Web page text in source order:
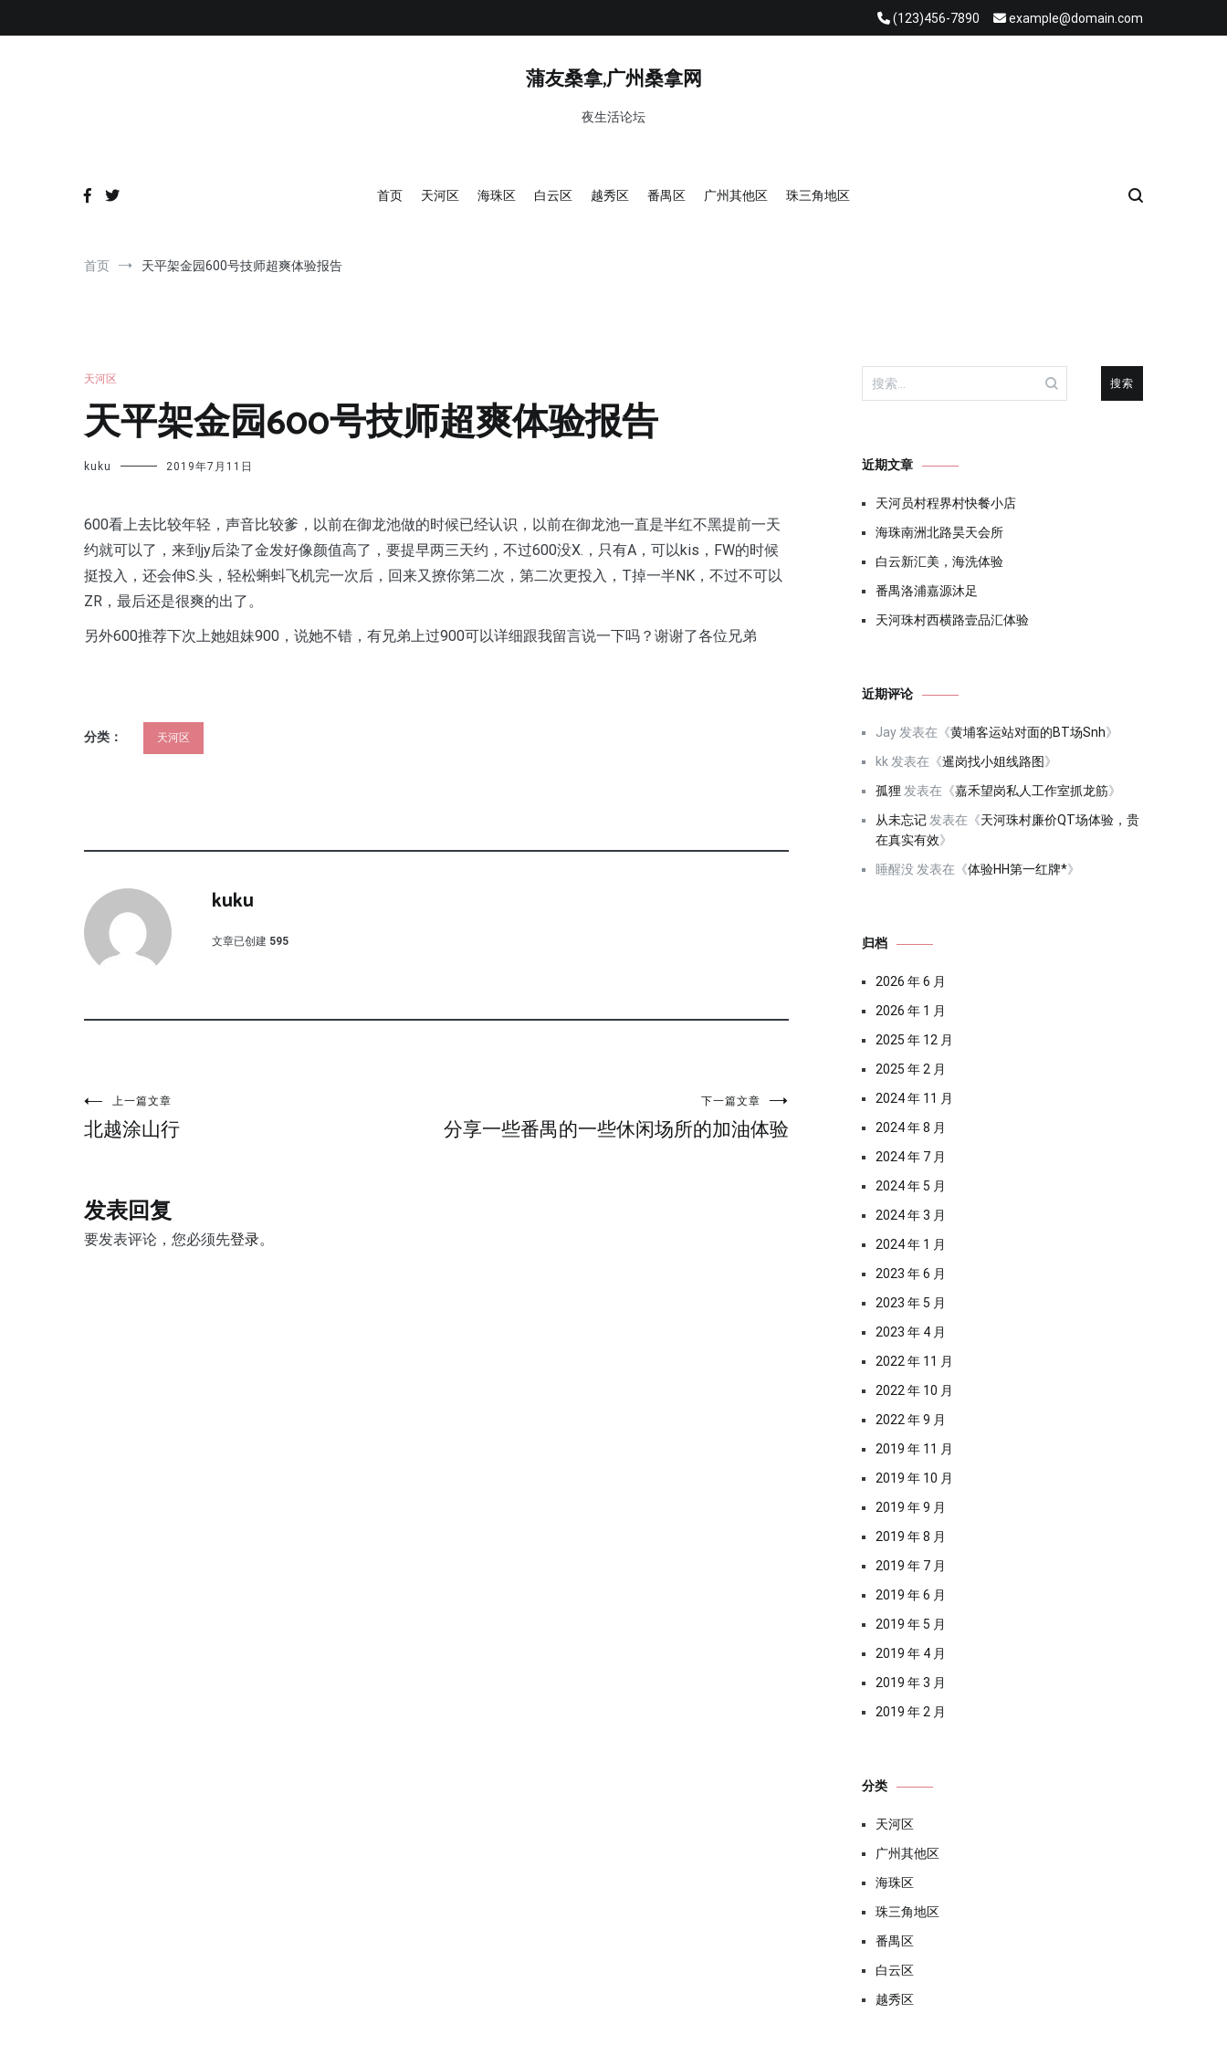
(123)456-7890 example@domain.com
蒲友桑拿,广州桑拿网
夜生活论坛
首页 天河区 海珠区 白云区 越秀区 番禺区 广州其他区 珠三角地区
首页 天平架金园600号技师超爽体验报告
天河区
天平架金园600号技师超爽体验报告
kuku 2019年7月11日
600看上去比较年轻，声音比较爹，以前在御龙池做的时候已经认识，以前在御龙池一直是半红不黑提前一天
约就可以了，来到jy后染了金发好像颜值高了，要提早两三天约，不过600没X.，只有A，可以kis，FW的时候
挺投入，还会伸S.头，轻松蝌蚪飞机完一次后，回来又撩你第二次，第二次更投入，T掉一半NK，不过不可以
ZR，最后还是很爽的出了。
另外600推荐下次上她姐妹900，说她不错，有兄弟上过900可以详细跟我留言说一下吗？谢谢了各位兄弟
分类： 天河区
kuku
文章已创建 595
文
导
航
上一篇文章
北越涂山行
下一篇文章
分享一些番禺的一些休闲场所的加油体验
发表回复
要发表评论，您必须先登录。
搜
索：
近期文章
天河员村程界村快餐小店
海珠南洲北路昊天会所
白云新汇美，海洗体验
番禺洛浦嘉源沐足
天河珠村西横路壹品汇体验
近期评论
Jay 发表在《黄埔客运站对面的BT场Snh》
kk 发表在《暹岗找小姐线路图》
孤狸 发表在《嘉禾望岗私人工作室抓龙筋》
从未忘记 发表在《天河珠村廉价QT场体验，贵
在真实有效》
睡醒没 发表在《体验HH第一红牌*》
归档
2026 年 6 月
2026 年 1 月
2025 年 12 月
2025 年 2 月
2024 年 11 月
2024 年 8 月
2024 年 7 月
2024 年 5 月
2024 年 3 月
2024 年 1 月
2023 年 6 月
2023 年 5 月
2023 年 4 月
2022 年 11 月
2022 年 10 月
2022 年 9 月
2019 年 11 月
2019 年 10 月
2019 年 9 月
2019 年 8 月
2019 年 7 月
2019 年 6 月
2019 年 5 月
2019 年 4 月
2019 年 3 月
2019 年 2 月
分类
天河区
广州其他区
海珠区
珠三角地区
番禺区
白云区
越秀区